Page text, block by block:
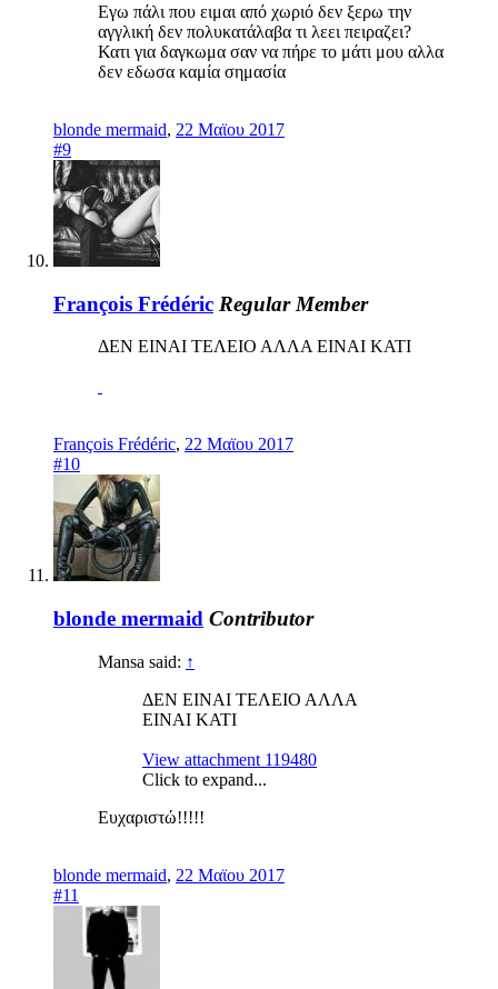
Εγω πάλι που ειμαι από χωριό δεν ξερω την
αγγλική δεν πολυκατάλαβα τι λεει πειραζει?
Κατι για δαγκωμα σαν να πήρε το μάτι μου αλλα
δεν εδωσα καμία σημασία
blonde mermaid, 22 Μαϊου 2017
#9
François Frédéric Regular Member
ΔΕΝ ΕΙΝΑΙ ΤΕΛΕΙΟ ΑΛΛΑ ΕΙΝΑΙ ΚΑΤΙ
François Frédéric, 22 Μαϊου 2017
#10
blonde mermaid Contributor
Mansa said: ↑
ΔΕΝ ΕΙΝΑΙ ΤΕΛΕΙΟ ΑΛΛΑ
ΕΙΝΑΙ ΚΑΤΙ
View attachment 119480
Click to expand...
Ευχαριστώ!!!!!
blonde mermaid, 22 Μαϊου 2017
#11